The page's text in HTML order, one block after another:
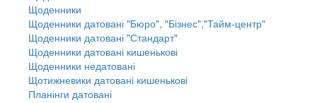
Щоденники
Щоденники датовані "Бюро", "Бізнес","Тайм-центр"
Щоденники датовані "Стандарт"
Щоденники датовані кишенькові
Щоденники недатовані
Щотижневики датовані кишенькові
Планінги датовані